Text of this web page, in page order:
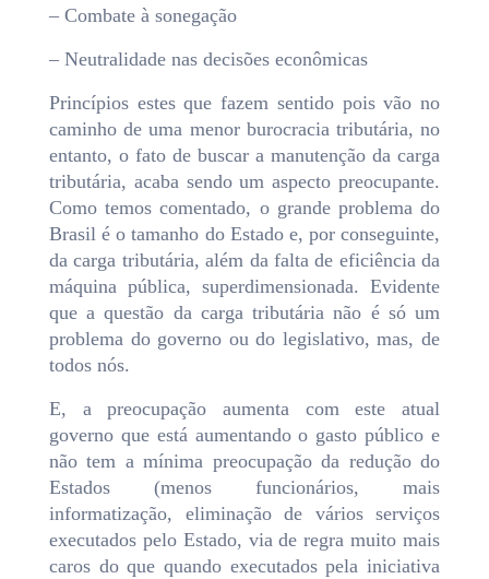
– Combate à sonegação
– Neutralidade nas decisões econômicas
Princípios estes que fazem sentido pois vão no
caminho de uma menor burocracia tributária, no
entanto, o fato de buscar a manutenção da carga
tributária, acaba sendo um aspecto preocupante.
Como temos comentado, o grande problema do
Brasil é o tamanho do Estado e, por conseguinte,
da carga tributária, além da falta de eficiência da
máquina pública, superdimensionada. Evidente
que a questão da carga tributária não é só um
problema do governo ou do legislativo, mas, de
todos nós.
E, a preocupação aumenta com este atual
governo que está aumentando o gasto público e
não tem a mínima preocupação da redução do
Estados (menos funcionários, mais
informatização, eliminação de vários serviços
executados pelo Estado, via de regra muito mais
caros do que quando executados pela iniciativa